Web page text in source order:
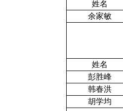
姓名
余家敏
姓名
彭胜峰
韩春洪
胡学均